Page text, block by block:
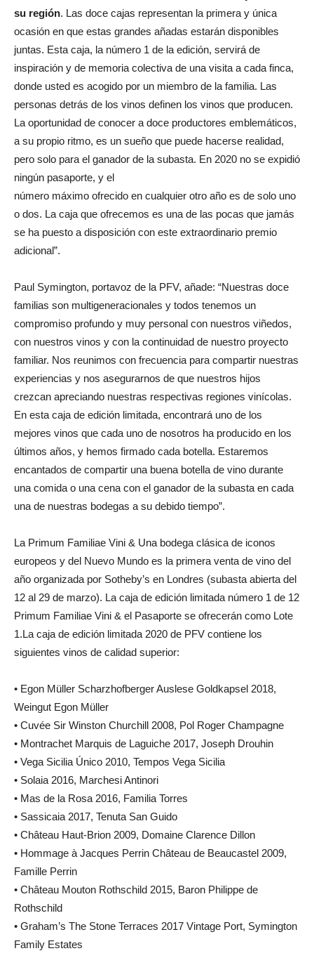
su región. Las doce cajas representan la primera y única
ocasión en que estas grandes añadas estarán disponibles
juntas. Esta caja, la número 1 de la edición, servirá de
inspiración y de memoria colectiva de una visita a cada finca,
donde usted es acogido por un miembro de la familia. Las
personas detrás de los vinos definen los vinos que producen.
La oportunidad de conocer a doce productores emblemáticos,
a su propio ritmo, es un sueño que puede hacerse realidad,
pero solo para el ganador de la subasta. En 2020 no se expidió
ningún pasaporte, y el
número máximo ofrecido en cualquier otro año es de solo uno
o dos. La caja que ofrecemos es una de las pocas que jamás
se ha puesto a disposición con este extraordinario premio
adicional”.
Paul Symington, portavoz de la PFV, añade: “Nuestras doce
familias son multigeneracionales y todos tenemos un
compromiso profundo y muy personal con nuestros viñedos,
con nuestros vinos y con la continuidad de nuestro proyecto
familiar. Nos reunimos con frecuencia para compartir nuestras
experiencias y nos asegurarnos de que nuestros hijos
crezcan apreciando nuestras respectivas regiones vinícolas.
En esta caja de edición limitada, encontrará uno de los
mejores vinos que cada uno de nosotros ha producido en los
últimos años, y hemos firmado cada botella. Estaremos
encantados de compartir una buena botella de vino durante
una comida o una cena con el ganador de la subasta en cada
una de nuestras bodegas a su debido tiempo”.
La Primum Familiae Vini & Una bodega clásica de iconos
europeos y del Nuevo Mundo es la primera venta de vino del
año organizada por Sotheby’s en Londres (subasta abierta del
12 al 29 de marzo). La caja de edición limitada número 1 de 12
Primum Familiae Vini & el Pasaporte se ofrecerán como Lote
1.La caja de edición limitada 2020 de PFV contiene los
siguientes vinos de calidad superior:
• Egon Müller Scharzhofberger Auslese Goldkapsel 2018,
Weingut Egon Müller
• Cuvée Sir Winston Churchill 2008, Pol Roger Champagne
• Montrachet Marquis de Laguiche 2017, Joseph Drouhin
• Vega Sicilia Único 2010, Tempos Vega Sicilia
• Solaia 2016, Marchesi Antinori
• Mas de la Rosa 2016, Familia Torres
• Sassicaia 2017, Tenuta San Guido
• Château Haut-Brion 2009, Domaine Clarence Dillon
• Hommage à Jacques Perrin Château de Beaucastel 2009,
Famille Perrin
• Château Mouton Rothschild 2015, Baron Philippe de
Rothschild
• Graham’s The Stone Terraces 2017 Vintage Port, Symington
Family Estates